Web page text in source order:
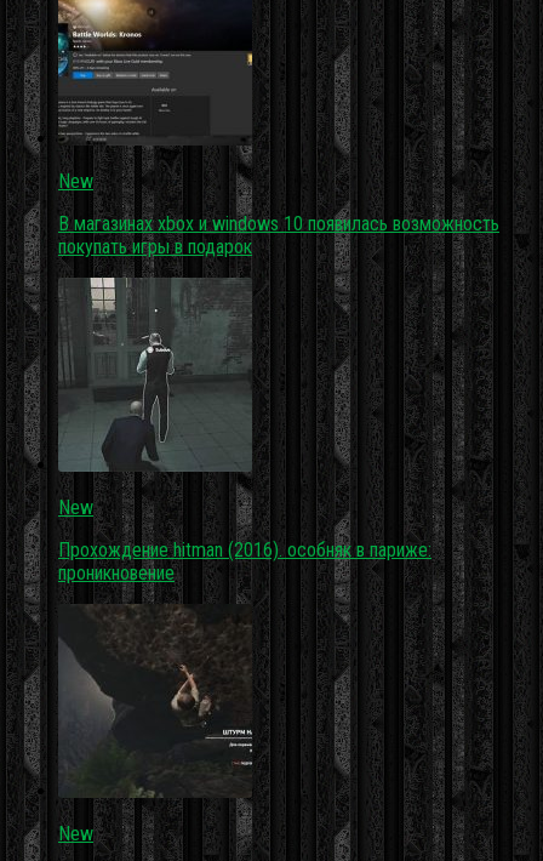
New
В магазинах xbox и windows 10 появилась возможность
покупать игры в подарок
New
Прохождение hitman (2016). особняк в париже:
проникновение
New